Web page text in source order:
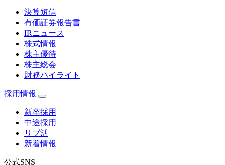
決算短信
有価証券報告書
IRニュース
株式情報
株主優待
株主総会
財務ハイライト
採用情報
新卒採用
中途採用
リブ活
新着情報
公式SNS